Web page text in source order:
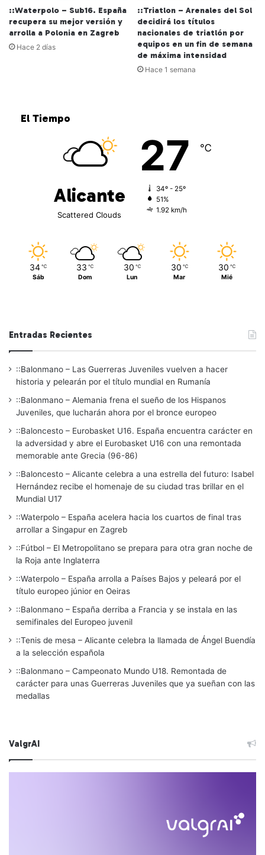
::Waterpolo – Sub16. España
recupera su mejor versión y
arrolla a Polonia en Zagreb
Hace 2 días
::Triatlon – Arenales del Sol
decidirá los títulos
nacionales de triatlón por
equipos en un fin de semana
de máxima intensidad
Hace 1 semana
El Tiempo
Alicante
Scattered Clouds
27 ℃
34º - 25º
51%
1.92 km/h
34 ℃
Sáb
33 ℃
Dom
30 ℃
Lun
30 ℃
Mar
30 ℃
Mié
Entradas Recientes
::Balonmano – Las Guerreras Juveniles vuelven a hacer
historia y pelearán por el título mundial en Rumanía
::Balonmano – Alemania frena el sueño de los Hispanos
Juveniles, que lucharán ahora por el bronce europeo
::Baloncesto – Eurobasket U16. España encuentra carácter en
la adversidad y abre el Eurobasket U16 con una remontada
memorable ante Grecia (96-86)
::Baloncesto – Alicante celebra a una estrella del futuro: Isabel
Hernández recibe el homenaje de su ciudad tras brillar en el
Mundial U17
::Waterpolo – España acelera hacia los cuartos de final tras
arrollar a Singapur en Zagreb
::Fútbol – El Metropolitano se prepara para otra gran noche de
la Roja ante Inglaterra
::Waterpolo – España arrolla a Países Bajos y peleará por el
título europeo júnior en Oeiras
::Balonmano – España derriba a Francia y se instala en las
semifinales del Europeo juvenil
::Tenis de mesa – Alicante celebra la llamada de Ángel Buendía
a la selección española
::Balonmano – Campeonato Mundo U18. Remontada de
carácter para unas Guerreras Juveniles que ya sueñan con las
medallas
ValgrAI